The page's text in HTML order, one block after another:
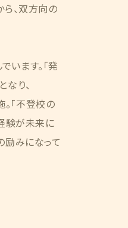
、双方向の
ます。「発
り、
「不登校の
験が未来に
励みになって